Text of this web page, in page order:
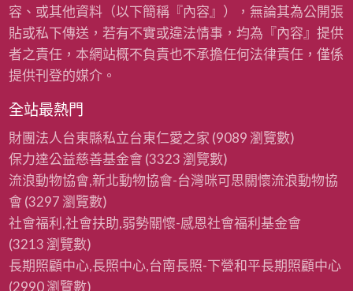
容、或其他資料（以下簡稱『內容』），無論其為公開張
貼或私下傳送，若有不實或違法情事，均為『內容』提供
者之責任，本網站概不負責也不承擔任何法律責任，僅係
提供刊登的媒介。
全站最熱門
財團法人台東縣私立台東仁愛之家 (9089 瀏覽數)
保力達公益慈善基金會 (3323 瀏覽數)
流浪動物協會,新北動物協會-台灣咪可思關懷流浪動物協
會 (3297 瀏覽數)
社會福利,社會扶助,弱勢關懷-感恩社會福利基金會
(3213 瀏覽數)
長期照顧中心,長照中心,台南長照-下營和平長期照顧中心
(2990 瀏覽數)